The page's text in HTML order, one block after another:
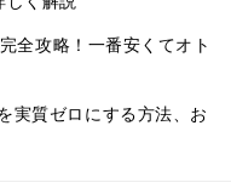
全攻略！一番安くてオト
実質ゼロにする方法、お